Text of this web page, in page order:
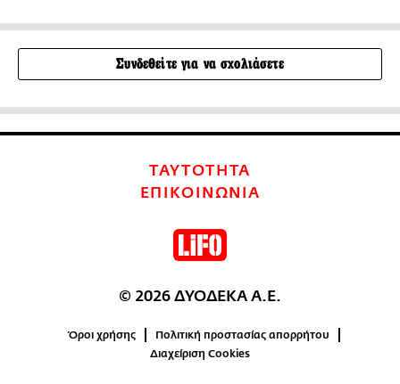
Συνδεθείτε για να σχολιάσετε
ΤΑΥΤΟΤΗΤΑ
ΕΠΙΚΟΙΝΩΝΙΑ
© 2026 ΔΥΟΔΕΚΑ Α.Ε.
Όροι χρήσης
Πολιτική προστασίας απορρήτου
Διαχείριση Cookies